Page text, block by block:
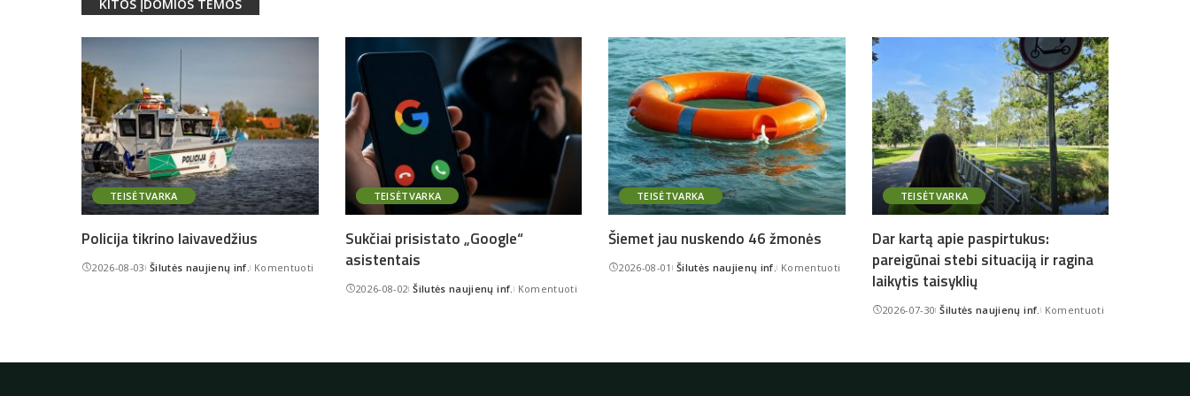
KITOS ĮDOMIOS TEMOS
TEISĖTVARKA
Policija tikrino laivavedžius
2026-08-03Posted
Šilutės naujienų inf. Komentuoti
TEISĖTVARKA
Sukčiai prisistato „Google“
asistentais
2026-08-02Posted
Šilutės naujienų inf. Komentuoti
TEISĖTVARKA
Šiemet jau nuskendo 46 žmonės
2026-08-01 Posted
Šilutės naujienų inf. Komentuoti
TEISĖTVARKA
Dar kartą apie paspirtukus:
pareigūnai stebi situaciją ir ragina
laikytis taisyklių
2026-07-30Posted
Šilutės naujienų inf. Komentuoti